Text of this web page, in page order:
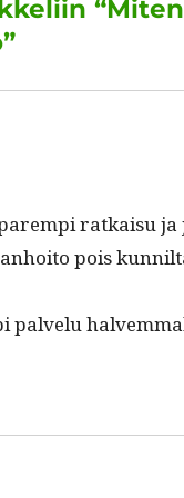
o
ratkaisu
pois
palvelu